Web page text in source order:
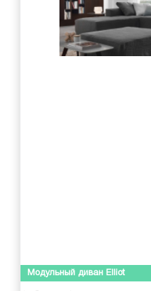
Модульный диван Elliot